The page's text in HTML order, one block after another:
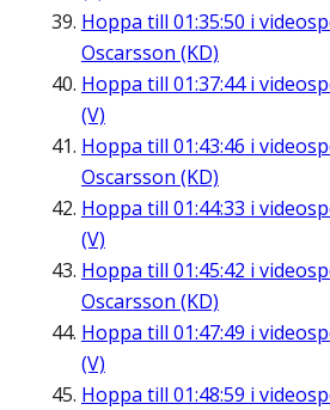
Hoppa till 01:35:50 i
Oscarsson (KD)
Hoppa till 01:37:44i
(V)
Hoppa till 01:43:46 i
Oscarsson (KD)
Hoppa till 01:44:33 i
(V)
Hoppa till 01:45:42 i
Oscarsson (KD)
Hoppa till 01:47:49 i
(V)
Hoppa till 01:48:59 i